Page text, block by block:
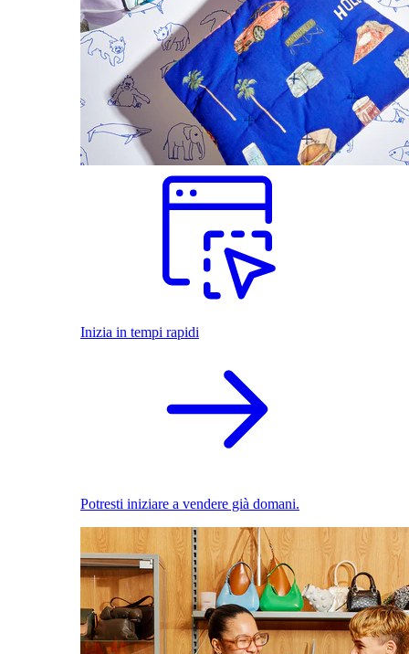
Inizia in tempi rapidi
Potresti iniziare a vendere già domani.